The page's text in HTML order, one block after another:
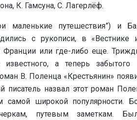
К. Гамсуна, С. Лагерлёф.
маленькие путешествия”) и
с рукописи, в «Вестнике
Франции или где-либо еще.
известного, а теперь
В. Поленца «Крестьянин»
писатель назвал этот роман
широкой популярности.
путевым заметкам.